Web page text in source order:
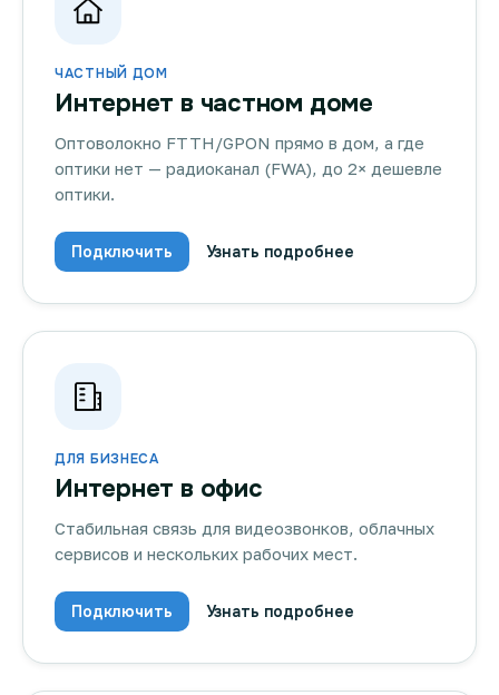
ЧАСТНЫЙ ДОМ
Интернет в частном доме
Оптоволокно FTTH/GPON прямо в дом, а где
оптики нет — радиоканал (FWA), до 2× дешевле
оптики.
Подключить Узнать подробнее
ДЛЯ БИЗНЕСА
Интернет в офис
Стабильная связь для видеозвонков, облачных
сервисов и нескольких рабочих мест.
Подключить Узнать подробнее